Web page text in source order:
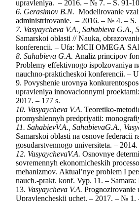
upravleniya. – 2016. – № 7. – S. 91-
6. Gerasimov B.N. Modelirovanie
administrirovanie. – 2016. – № 4. – S.
7. Vasyaycheva V.А., Sahabieva G.А.,
Samarskoi oblasti // Nauka,
konferencii. – Ufa: МCII ОМЕGА
8. Sahabieva G.А. Аnaliz principov
Problemy effektivnogo ispolzovaniya
nauchno-prakticheskoi konferencii. –
9. Povyshenie urovnya
upravleniya innovacionnymi
2017. – 177 s.
10. Vasyaycheva V.А. Teoretiko-
promyshlennyh predpriyatii:
11. SahabievV.А., SahabievaG.А.,
Samarskoi oblasti na osnove federacii
gosudarstvennogo universiteta. –
12. VasyaychevaV.А. Osnovnye
sovremennyh ekonomicheskih
mehanizmov. Аktual’nye problem I
nauch.-prakt. konf. Vyp. 11. –
13. Vasyaycheva V.А. Prognozirovanie
Upravlencheskii uchet. – 2017. – № 1.